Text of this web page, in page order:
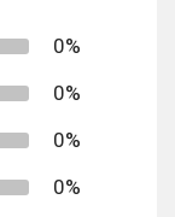
0%
0%
0%
0%